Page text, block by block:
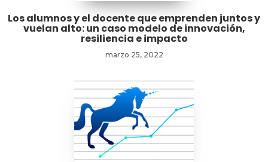
Los alumnos y el docente que emprenden juntos y
vuelan alto: un caso modelo de innovación,
resiliencia e impacto
marzo 25, 2022